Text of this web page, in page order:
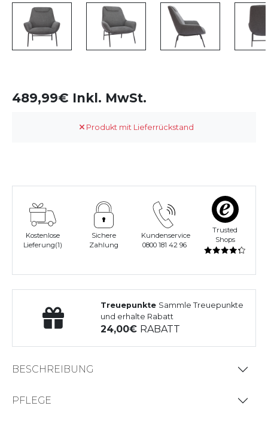
489,99€ Inkl. MwSt.
Produkt mit Lieferrückstand
Kostenlose
Lieferung(1)
Sichere
Zahlung
Kundenservice
0800 181 42 96
Trusted
Shops
Treuepunkte Sammle Treuepunkte
und erhalte Rabatt
24,00 RABATT
BESCHREIBUNG
PFLEGE